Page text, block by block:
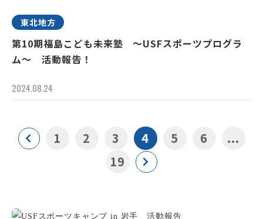
東北地方
第10期福島こども未来塾 ～USFスポーツプログラ
ム～ 活動報告！
2024.08.24
1 2 3 4 5 6
...
19